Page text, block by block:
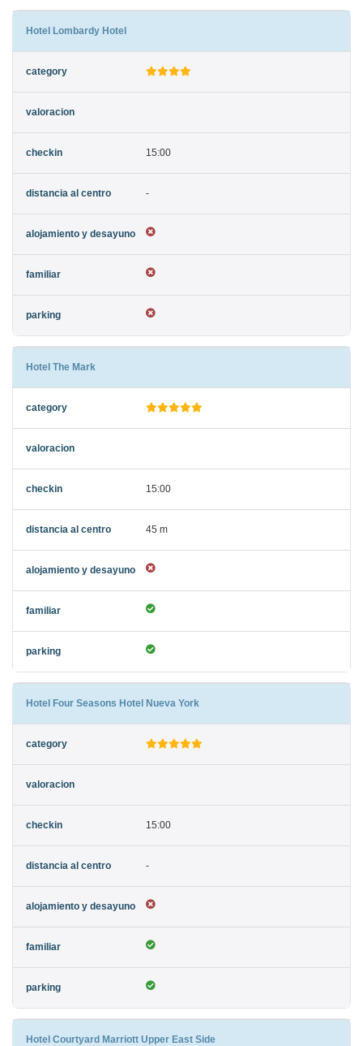
Hotel Lombardy Hotel
15:00
-
Hotel The Mark
15:00
45 m
Hotel Four Seasons Hotel Nueva York
15:00
-
Hotel Courtyard Marriott Upper East Side